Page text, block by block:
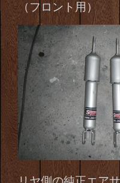
（フロント用）